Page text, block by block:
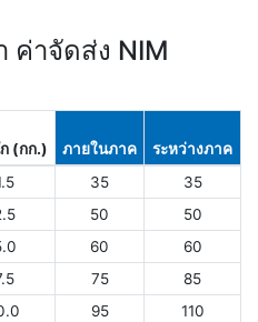
ค่าจัดส่ง NIM
(กก.) ภายในภาค
ระหว่างภาค
35
35
50
50
60
60
75
85
95
110